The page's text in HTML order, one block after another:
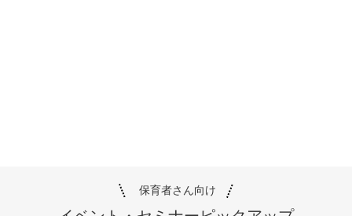
保育者さん向け